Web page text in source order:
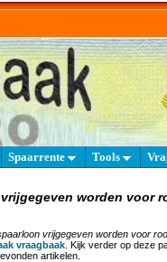
Spaarrente Tools
worden voor
vrijgegeven worden voor
vraagbaak . Kijk verder op deze
artikelen.